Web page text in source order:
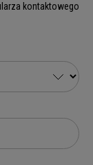
kontaktowego